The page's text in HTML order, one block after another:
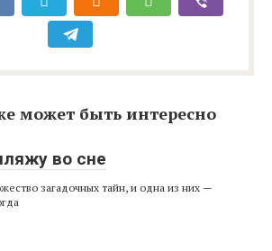
может быть интересно
во сне
загадочных тайн, и одна из них —